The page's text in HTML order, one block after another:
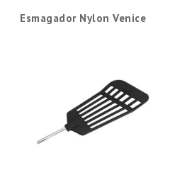
Esmagador Nylon Venice